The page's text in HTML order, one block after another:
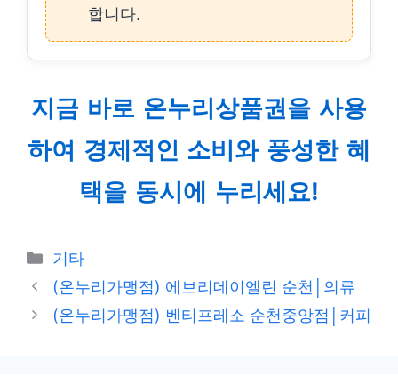
합니다.
지금 바로 온누리상품권을 사용
하여 경제적인 소비와 풍성한 혜
택을 동시에 누리세요!
Categories
기타
(온누리가맹점) 에브리데이엘린 순천│의류
(온누리가맹점) 벤티프레소 순천중앙점│커피